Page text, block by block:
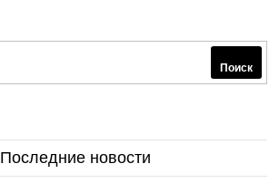
Поиск
Последние новости